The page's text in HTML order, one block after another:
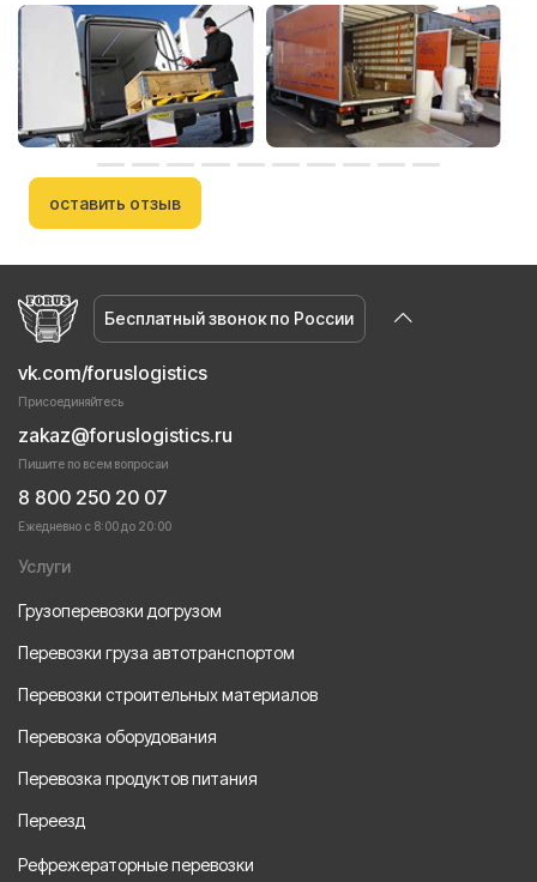
оставить отзыв
Бесплатный звонок по России
vk.com/foruslogistics
Присоединяйтесь
zakaz@foruslogistics.ru
Пишите по всем вопросаи
8 800 250 20 07
Ежедневно с 8:00 до 20:00
Услуги
Грузоперевозки догрузом
Перевозки груза автотранспортом
Перевозки строительных материалов
Перевозка оборудования
Перевозка продуктов питания
Переезд
Рефрежераторные перевозки